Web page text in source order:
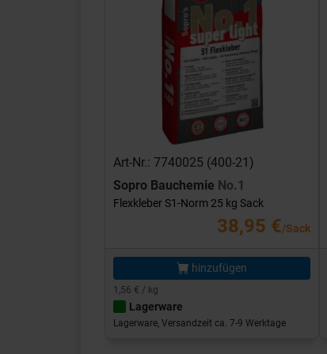
Art-Nr.: 7740025 (400-21)
Sopro Bauchemie No.1
Flexkleber S1-Norm 25 kg Sack
38,95 €/Sack
hinzufügen
1,56 € / kg
Lagerware
Lagerware, Versandzeit ca. 7-9 Werktage